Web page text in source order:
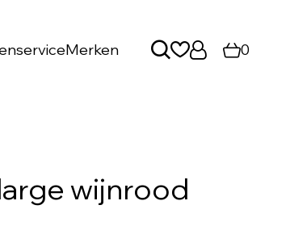
Merken 0
wijnrood